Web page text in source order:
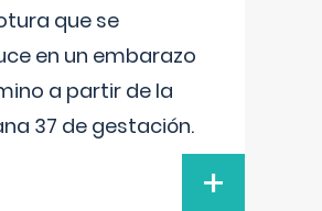
que se
en un embarazo
a partir de la
37 de gestación.
+